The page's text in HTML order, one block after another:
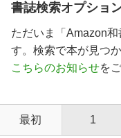
書誌検索オプショ
ただいま「Amazon
す。検索で本が見つ
こちらのお知らせを
最初 1